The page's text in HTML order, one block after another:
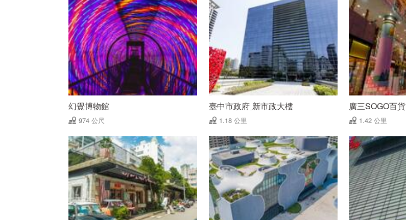
幻覺博物館
974 公尺
臺中市政府ˍ新市政大樓
1.18 公里
廣三SOGO百貨
1.42 公里